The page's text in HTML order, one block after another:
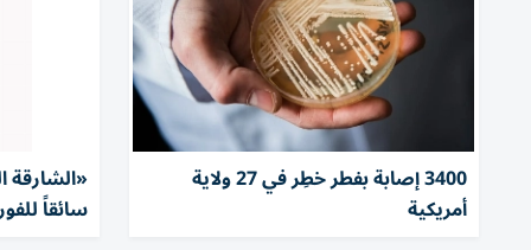
3400 إصابة بفطر خطِر في 27 ولاية
أمريكية
«الشارقة
سائقاً